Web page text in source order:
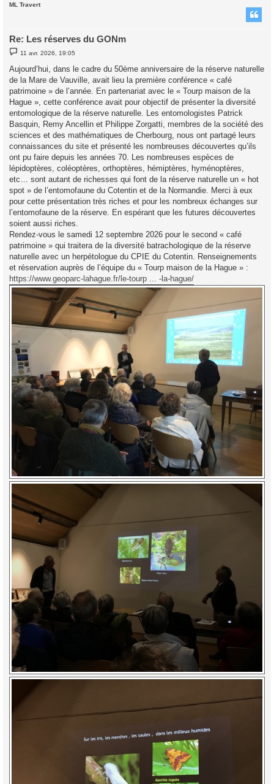
ML Travert
Re: Les réserves du GONm
M
s
s
g
e
11 avr. 2026, 19:05
Aujourd’hui, dans le cadre du 50ème anniversaire de la réserve naturelle
de la Mare de Vauville, avait lieu la première conférence « café
patrimoine » de l’année. En partenariat avec le « Tourp maison de la
Hague », cette conférence avait pour objectif de présenter la diversité
entomologique de la réserve naturelle. Les entomologistes Patrick
Basquin, Remy Ancellin et Philippe Zorgatti, membres de la société des
sciences et des mathématiques de Cherbourg, nous ont partagé leurs
connaissances du site et présenté les nombreuses découvertes qu’ils
ont pu faire depuis les années 70. Les nombreuses espèces de
lépidoptères, coléoptères, orthoptères, hémiptères, hyménoptères,
etc… sont autant de richesses qui font de la réserve naturelle un « hot
spot » de l’entomofaune du Cotentin et de la Normandie. Merci à eux
pour cette présentation très riches et pour les nombreux échanges sur
l’entomofaune de la réserve. En espérant que les futures découvertes
soient aussi riches.
Rendez-vous le samedi 12 septembre 2026 pour le second « café
patrimoine » qui traitera de la diversité batrachologique de la réserve
naturelle avec un herpétologue du CPIE du Cotentin. Renseignements
et réservation auprès de l’équipe du « Tourp maison de la Hague » :
https://www.geoparc-lahague.fr/le-tourp ... -la-hague/